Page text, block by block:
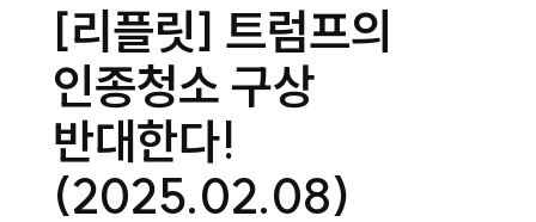
[리플릿] 트럼프의
인종청소 구상
반대한다!
(2025.02.08)